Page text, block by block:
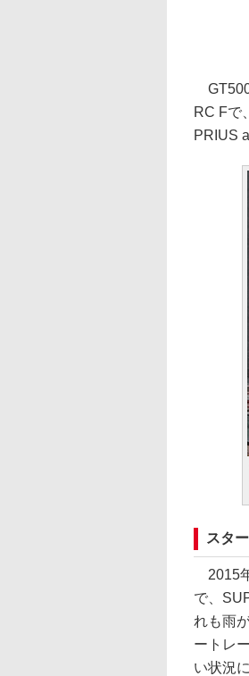
GT500
RC Fで
PRIUS
スタ
2015
で、
れも雨
ートレ
い状況